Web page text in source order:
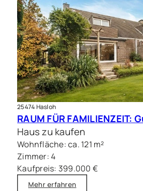
25474 Hasloh
Haus zu kaufen
Wohnfläche: ca. 121 m²
Zimmer: 4
Kaufpreis: 399.000 €
Mehr erfahren